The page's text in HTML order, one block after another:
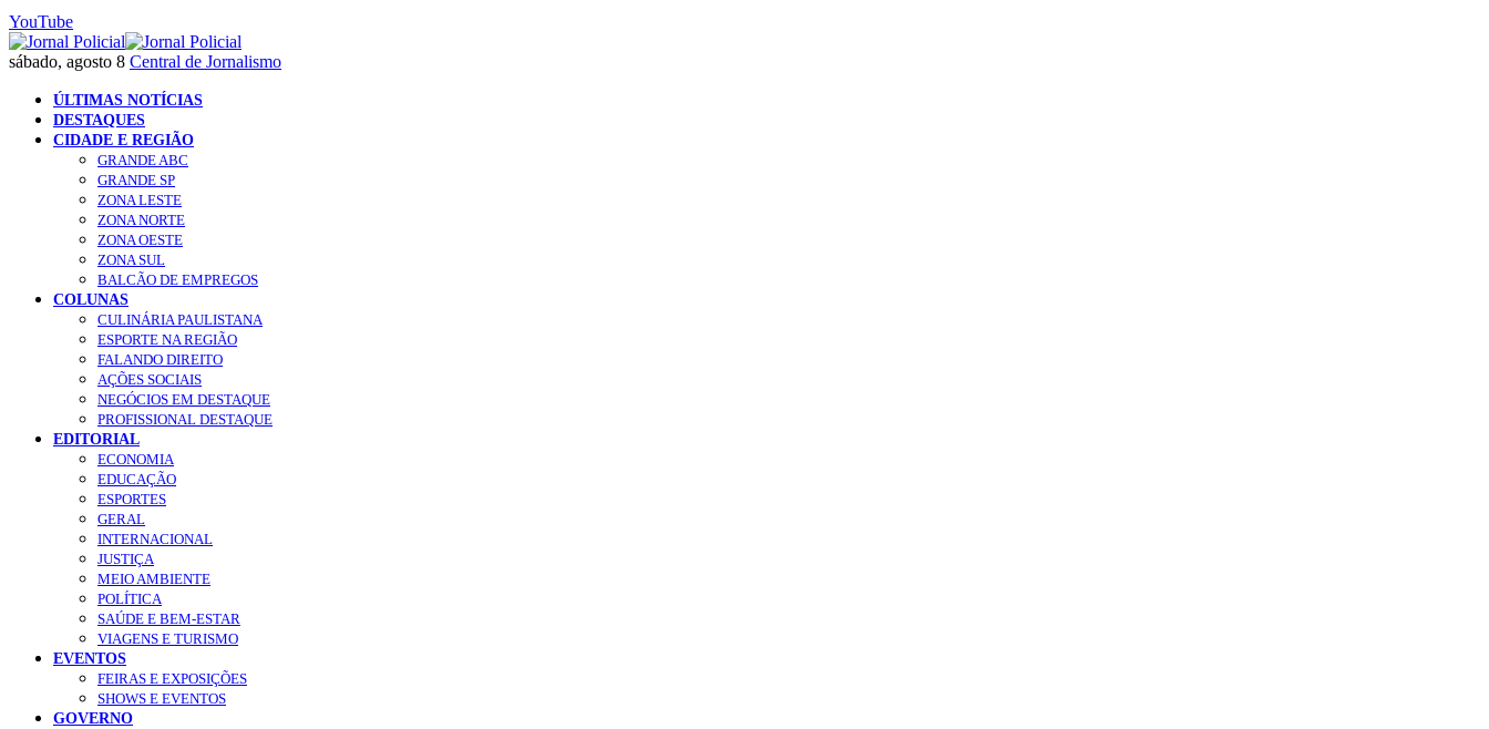
YouTube
sábado, agosto 8 Central de Jornalismo
ÚLTIMAS NOTÍCIAS
DESTAQUES
CIDADE E REGIÃO
GRANDE ABC
GRANDE SP
ZONA LESTE
ZONA NORTE
ZONA OESTE
ZONA SUL
BALCÃO DE EMPREGOS
COLUNAS
CULINÁRIA PAULISTANA
ESPORTE NA REGIÃO
FALANDO DIREITO
AÇÕES SOCIAIS
NEGÓCIOS EM DESTAQUE
PROFISSIONAL DESTAQUE
EDITORIAL
ECONOMIA
EDUCAÇÃO
ESPORTES
GERAL
INTERNACIONAL
JUSTIÇA
MEIO AMBIENTE
POLÍTICA
SAÚDE E BEM-ESTAR
VIAGENS E TURISMO
EVENTOS
FEIRAS E EXPOSIÇÕES
SHOWS E EVENTOS
GOVERNO